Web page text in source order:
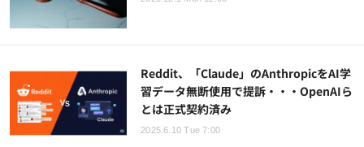
Reddit、「Claude」のAnthropicをAI学
習データ無断使用で提訴・・・OpenAIら
とは正式契約済み
2025.6.10 Tue 7:00